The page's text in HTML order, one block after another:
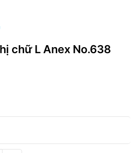
chữ L Anex No.638